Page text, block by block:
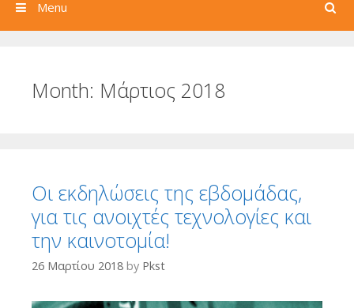
Search
Menu
Month: Μάρτιος 2018
Οι εκδηλώσεις της εβδομάδας,
για τις ανοιχτές τεχνολογίες και
την καινοτομία!
26 Μαρτίου 2018 by Pkst